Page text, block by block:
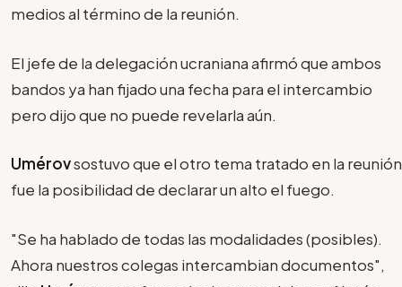
medios al término de la reunión.
El jefe de la delegación ucraniana afirmó que ambos
bandos ya han fijado una fecha para el intercambio
pero dijo que no puede revelarla aún.
Umérovsostuvo que el otro tema tratado en la reunión
fue la posibilidad de declarar un alto el fuego.
"Se ha hablado de todas las modalidades (posibles).
Ahora nuestros colegas intercambian documentos",